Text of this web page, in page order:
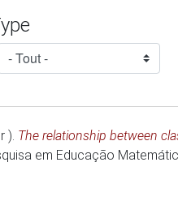
). The relationship between
em Educação